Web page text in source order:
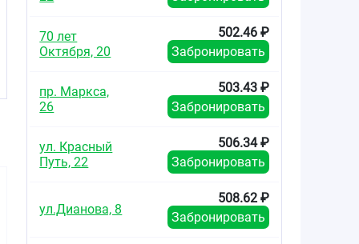
70 лет
Октября, 20
502.46 ₽
Забронировать
пр. Маркса,
26
503.43 ₽
Забронировать
ул. Красный
Путь, 22
506.34 ₽
Забронировать
ул.Дианова, 8
508.62 ₽
Забронировать